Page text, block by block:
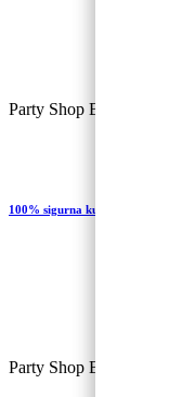
Party Shop Balončić, obrt ©
100% sigurna kupovina
Party Shop Baloncic, obrt ©